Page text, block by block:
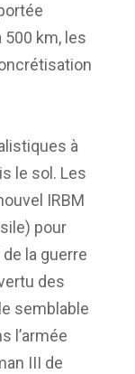
km, les
à
le sol. Les
IRBM
pour
la guerre
des
semblable
l’armée
III de